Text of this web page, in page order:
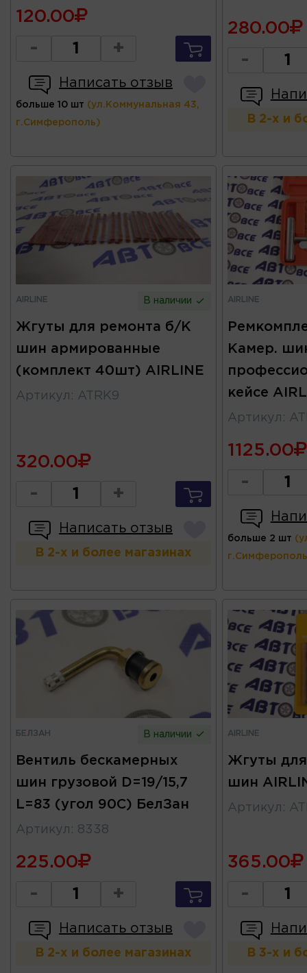
120.00
- +
Написать отзыв
больше 10 шт (ул.Коммунальная 43,
г.Симферополь)
280.00
-
В 2-х и
AIRLINE В наличии
Жгуты для ремонта б/К
шин армированные
(комплект 40шт) AIRLINE
Артикул : ATRK9
320.00
- +
Написать отзыв
В 2-х и более магазинах
AIRLINE
Камер.
кейсе
Артикул :
1125.00
-
больше 2 шт
БЕЛЗАН В наличии
Вентиль бескамерных
шин грузовой D=19/15,7
L=83 (угол 90С) БелЗан
Артикул : 8338
225.00
- +
Написать отзыв
В 2-х и более магазинах
AIRLINE
Жгуты
шин
Артикул :
365.00
-
В 3-х и